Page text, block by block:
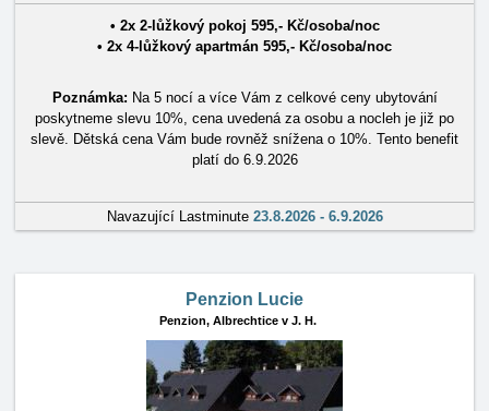
• 2x 2-lůžkový pokoj 595,- Kč/osoba/noc
• 2x 4-lůžkový apartmán 595,- Kč/osoba/noc
Poznámka: Na 5 nocí a více Vám z celkové ceny ubytování
poskytneme slevu 10%, cena uvedená za osobu a nocleh je již po
slevě. Dětská cena Vám bude rovněž snížena o 10%. Tento benefit
platí do 6.9.2026
Navazující Lastminute 23.8.2026 - 6.9.2026
Penzion Lucie
Penzion, Albrechtice v J. H.